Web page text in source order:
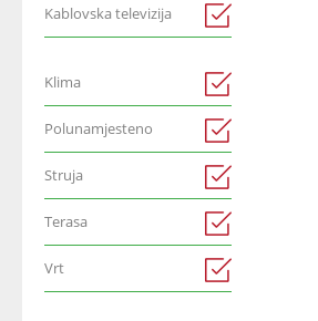
Kablovska televizija
Klima
Polunamjesteno
Struja
Terasa
Vrt